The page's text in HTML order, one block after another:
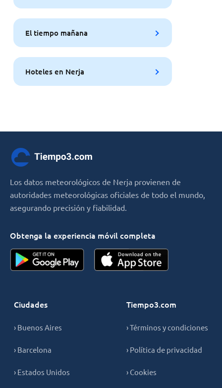
El tiempo mañana
Hoteles en Nerja
Los datos meteorológicos de Nerja provienen de
autoridades meteorológicas oficiales de todo el mundo,
asegurando precisión y fiabilidad.
Obtenga la experiencia móvil completa
Ciudades
› Buenos Aires
› Barcelona
› Estados Unidos
Tiempo3.com
› Términos y condiciones
› Política de privacidad
› Cookies